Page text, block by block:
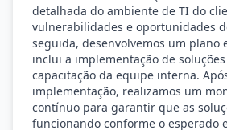
detalhada do ambiente de TI do
vulnerabilidades e oportunidades
seguida, desenvolvemos um plano
inclui a implementação de
capacitação da equipe interna.
implementação, realizamos um
contínuo para garantir que as
funcionando conforme o esperado